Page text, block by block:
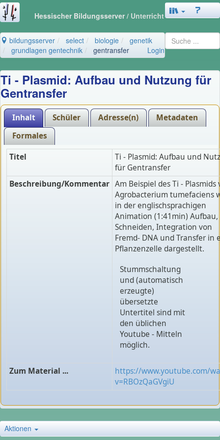
Hessischer Bildungsserver/ Unterricht
bildungsserver select biologie
genetik
grundlagen gentechnik
gentransfer Login
Ti - Plasmid: Aufbau und Nutzung für
Gentransfer
Inhalt Schüler Adresse(n)
Metadaten
Formales
Titel
Ti - Plasmid: Aufbau und
für Gentransfer
Beschreibung/Kommentar Am Beispiel des Ti - Plasmids
Agrobacterium tumefaciens
in der englischsprachigen
Animation (1:41min) Aufbau,
Schneiden, Integration von
Fremd- DNA und Transfer in
Pflanzenzelle dargestellt.
Stummschaltung
und (automatisch
erzeugte)
übersetzte
Untertitel sind mit
den üblichen
Youtube - Mitteln
möglich.
Zum Material ...
https://www.youtube.com/
v=RBOzQaGVgiU
Aktionen